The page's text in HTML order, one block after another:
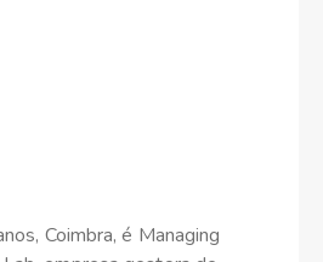
Coimbra, é Managing